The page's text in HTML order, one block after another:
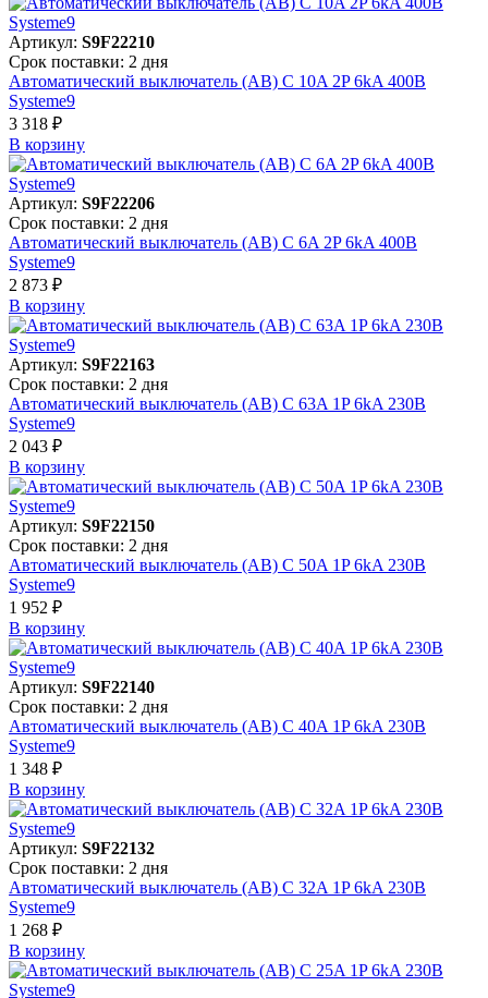
Артикул: S9F22210
Срок поставки: 2 дня
Автоматический выключатель (АВ) C 10A 2P 6kA 400В
Systeme9
3 318 ₽
В корзинy
Артикул: S9F22206
Срок поставки: 2 дня
Автоматический выключатель (АВ) C 6A 2P 6kA 400В
Systeme9
2 873 ₽
В корзинy
Артикул: S9F22163
Срок поставки: 2 дня
Автоматический выключатель (АВ) C 63A 1P 6kA 230В
Systeme9
2 043 ₽
В корзинy
Артикул: S9F22150
Срок поставки: 2 дня
Автоматический выключатель (АВ) C 50A 1P 6kA 230В
Systeme9
1 952 ₽
В корзинy
Артикул: S9F22140
Срок поставки: 2 дня
Автоматический выключатель (АВ) C 40A 1P 6kA 230В
Systeme9
1 348 ₽
В корзинy
Артикул: S9F22132
Срок поставки: 2 дня
Автоматический выключатель (АВ) C 32A 1P 6kA 230В
Systeme9
1 268 ₽
В корзинy